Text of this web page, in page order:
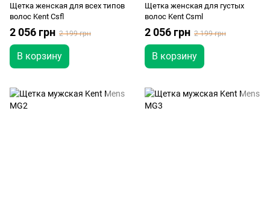
Щетка женская для всех типов
волос Kent Csfl
2 056 грн 2 199 грн
В корзину
Щетка женская для густых
волос Kent Csml
2 056 грн 2 199 грн
В корзину